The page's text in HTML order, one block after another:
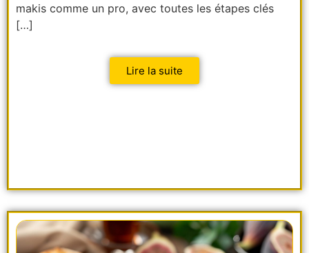
makis comme un pro, avec toutes les étapes clés
[…]
Lire la suite